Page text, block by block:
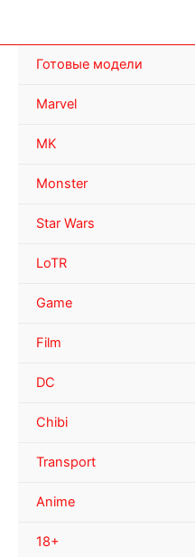
Готовые модели
Marvel
MK
Monster
Star Wars
LoTR
Game
Film
DC
Chibi
Transport
Anime
18+